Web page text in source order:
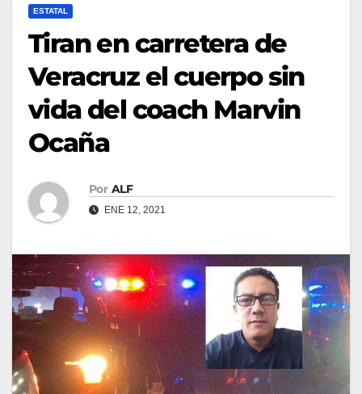
ESTATAL
Tiran en carretera de
Veracruz el cuerpo sin
vida del coach Marvin
Ocaña
Por ALF
ENE 12, 2021